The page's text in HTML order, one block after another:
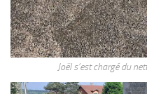
Joël s’est chargé du